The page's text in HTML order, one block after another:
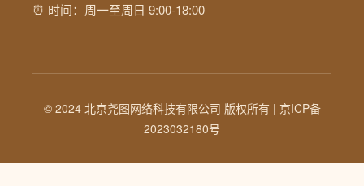
⏰ 时间：周一至周日 9:00-18:00
© 2024 北京尧图网络科技有限公司 版权所有 | 京ICP备
2023032180号